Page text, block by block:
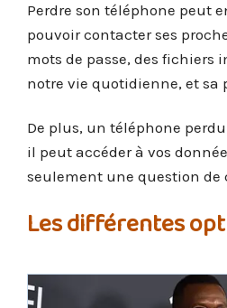
Perdre son téléphone peut
pouvoir contacter ses
mots de passe, des fichiers
notre vie quotidienne, et sa
De plus, un téléphone
il peut accéder à vos
seulement une question de
Les différentes